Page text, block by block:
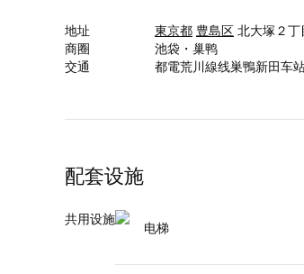
地址 東京都 豊島区 北大塚２丁
商圈
池袋・巢鸭
交通
都電荒川線线巣鴨新田车
配套设施
共用设施
电梯